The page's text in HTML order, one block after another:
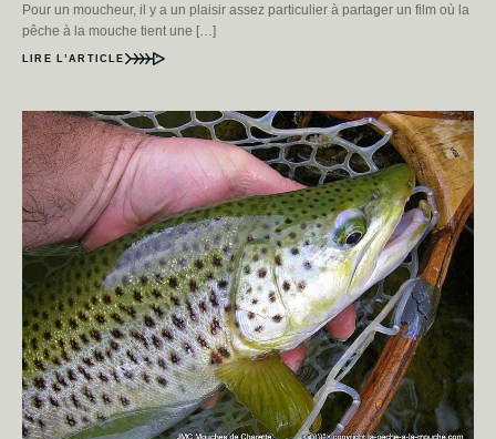
Pour un moucheur, il y a un plaisir assez particulier à partager un film où la
pêche à la mouche tient une […]
LIRE L’ARTICLE